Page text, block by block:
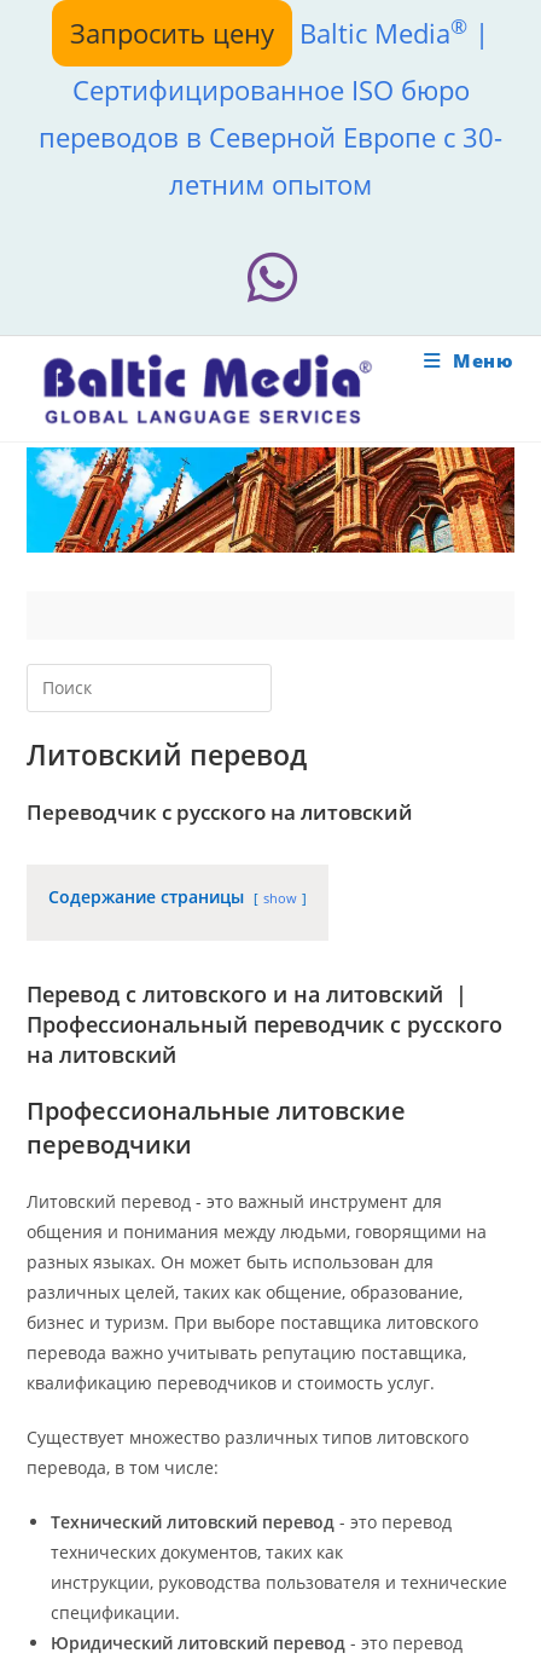
Перейти
содержимому
Запросить цену Baltic Media® |
Сертифицированное ISO бюро
переводов в Северной Европе с 30-
летним опытом
Меню
Литовский перевод
Переводчик с русского на литовский
Содержание страницы show
Перевод с литовского и на литовский |
Профессиональный переводчик с русского
налитовский
Профессиональныелитовские
переводчики
Литовский перевод - это важный инструмент для
общения и понимания между людьми, говорящими на
разных языках. Он может быть использован для
различных целей, таких как общение, образование,
бизнес и туризм. При выборе поставщика литовского
перевода важно учитывать репутацию поставщика,
квалификацию переводчиков и стоимость услуг.
Существует множество различных типов литовского
перевода, в том числе:
Технический литовский перевод - это перевод
технических документов, таких как
инструкции, руководства пользователя и технические
спецификации.
Юридический литовский перевод - это перевод